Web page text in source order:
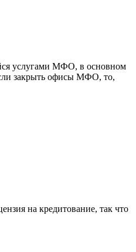
услугами МФО, в основном
закрыть офисы МФО, то,
на кредитование, так что